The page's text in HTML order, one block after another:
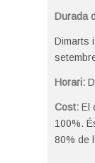
Durada
Dimarts
Horari:
Cost: El
100%.
80% de